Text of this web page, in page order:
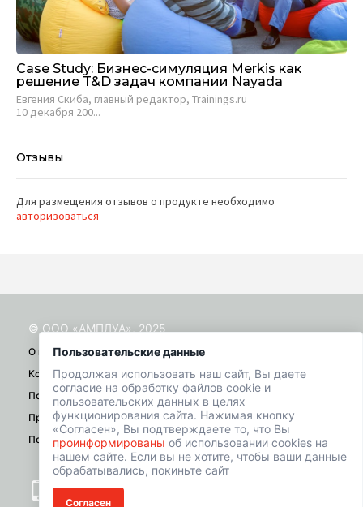
Case Study: Бизнес-симуляция Merkis как
решение T&D задач компании Nayada
Евгения Скиба, главный редактор, Trainings.ru
10 декабря 200...
Отзывы
Для размещения отзывов о продукте необходимо
авторизоваться
Пользовательские данные
Продолжая использовать наш сайт, Вы даете
согласие на обработку файлов cookie и
пользовательских данных в целях
функционирования сайта. Нажимая кнопку
«Согласен», Вы подтверждаете то, что Вы
проинформированы об использовании cookies на
нашем сайте. Если вы не хотите, чтобы ваши данные
обрабатывались, покиньте сайт
Согласен
© ООО «АМПЛУА», 2025
О проекте
Контакты
Помощь
Правила
Политика конфиденциальности
+7 (901) 518-01-49